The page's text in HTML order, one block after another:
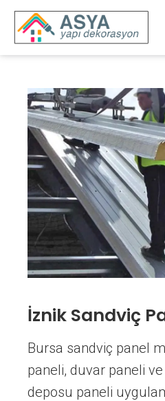
İznik Sandviç
Bursa sandviç panel
paneli, duvar paneli
deposu paneli